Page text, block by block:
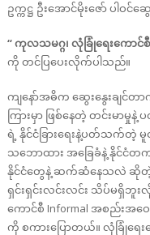
ဥက္ကဋ္ဌ ဦးအောင်မိုးဇော် ပါဝင်
“ ကုလသမဂ္ဂ၊ လုံခြုံရေးကောင်
ကို တင်ပြပေးလိုက်ပါသည်။
ကျနော်အဓိက ဆွေးနွေးချင်တ
ကြားမှာ ဖြစ်နေတဲ့ တင်းမာ
ရဲ့ နိုင်ငံခြားရေးနဲ့ပတ်သက်
သဘောထား အခြေခံနဲ့ နိုင်
နိုင်ငံတွေနဲ့ ဆက်ဆံနေသလဲ ဆိုတဲ့ကိ
ရှင်းရှင်းလင်းလင်း သိပ်မရှိဘူး
ကောင်စီ Informal အစည်းအဝ
ကို စကားပြောတယ်။ လုံခြုံရေ